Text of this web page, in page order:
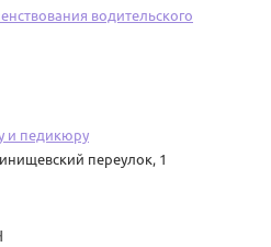
водительского
и педикюру
переулок, 1